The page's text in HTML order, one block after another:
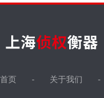
首页 关于我们